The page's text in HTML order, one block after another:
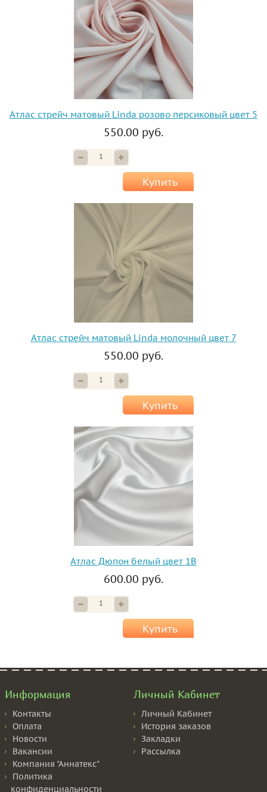
Атлас стрейч матовый Linda розово персиковый цвет 5
550.00 руб.
Купить
Атлас стрейч матовый Linda молочный цвет 7
550.00 руб.
Купить
Атлас Дюпон белый цвет 1B
600.00 руб.
Купить
Информация
Контакты
Оплата
Новости
Вакансии
Компания "Аннатекс"
Политика
конфиденциальности
Личный Кабинет
Личный Кабинет
История заказов
Закладки
Рассылка